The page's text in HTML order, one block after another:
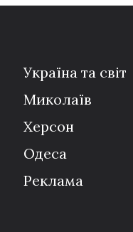
Україна та світ
Миколаїв
Херсон
Одеса
Реклама